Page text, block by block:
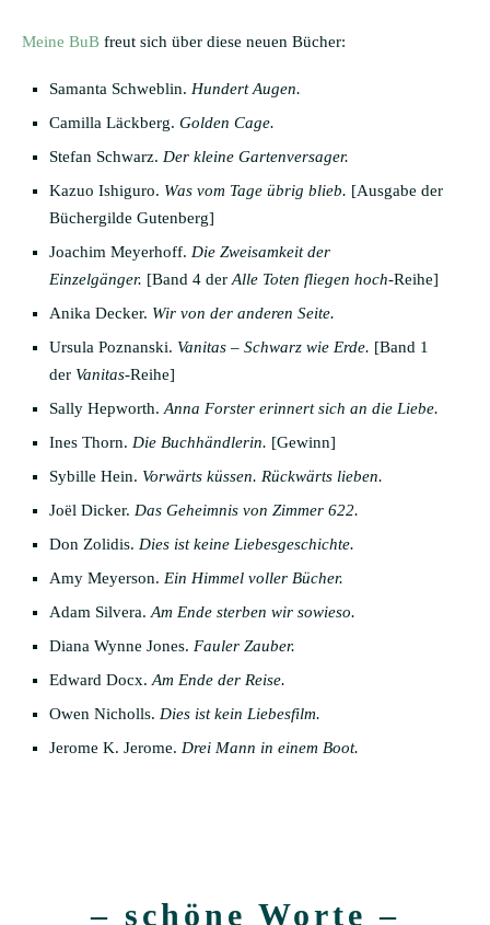
Meine BuB freut sich über diese neuen Bücher:
Samanta Schweblin. Hundert Augen.
Camilla Läckberg. Golden Cage.
Stefan Schwarz. Der kleine Gartenversager.
Kazuo Ishiguro. Was vom Tage übrig blieb. [Ausgabe der
Büchergilde Gutenberg]
Joachim Meyerhoff. Die Zweisamkeit der
Einzelgänger. [Band 4 der Alle Toten fliegen hoch-Reihe]
Anika Decker. Wir von der anderen Seite.
Ursula Poznanski. Vanitas – Schwarz wie Erde. [Band 1
der Vanitas-Reihe]
Sally Hepworth. Anna Forster erinnert sich an die Liebe.
Ines Thorn. Die Buchhändlerin. [Gewinn]
Sybille Hein. Vorwärts küssen. Rückwärts lieben.
Joël Dicker. Das Geheimnis von Zimmer 622.
Don Zolidis. Dies ist keine Liebesgeschichte.
Amy Meyerson. Ein Himmel voller Bücher.
Adam Silvera. Am Ende sterben wir sowieso.
Diana Wynne Jones. Fauler Zauber.
Edward Docx. Am Ende der Reise.
Owen Nicholls. Dies ist kein Liebesfilm.
Jerome K. Jerome. Drei Mann in einem Boot.
– schöne Worte –